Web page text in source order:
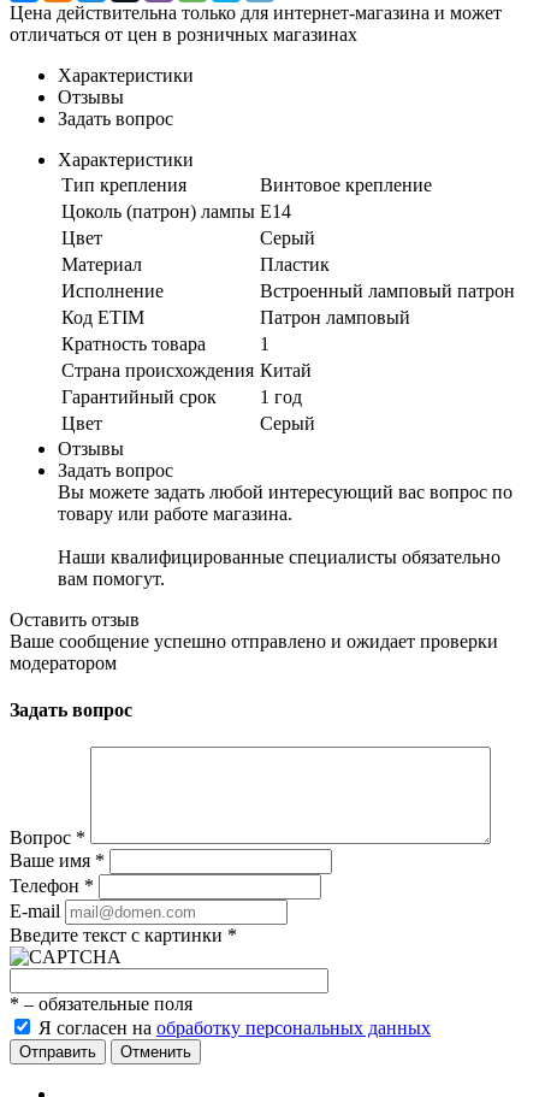
Цена действительна только для интернет-магазина и может
отличаться от цен в розничных магазинах
Характеристики
Отзывы
Задать вопрос
Характеристики
Тип крепления
Винтовое крепление
Цоколь (патрон) лампы E14
Цвет
Серый
Материал
Пластик
Исполнение
Встроенный ламповый патрон
Код ETIM
Патрон ламповый
Кратность товара
1
Страна происхождения Китай
Гарантийный срок
1 год
Цвет
Серый
Отзывы
Задать вопрос
Вы можете задать любой интересующий вас вопрос по
товару или работе магазина.
Наши квалифицированные специалисты обязательно
вам помогут.
Оставить отзыв
Ваше сообщение успешно отправлено и ожидает проверки
модератором
Задать вопрос
Вопрос *
Ваше имя *
Телефон *
E-mail
Введите текст с картинки *
* – обязательные поля
Я согласен на обработку персональных данных
Отменить